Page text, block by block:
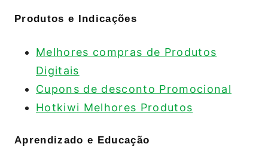
Produtos e Indicações
Melhores compras de Produtos
Digitais
Cupons de desconto Promocional
Hotkiwi Melhores Produtos
Aprendizado e Educação